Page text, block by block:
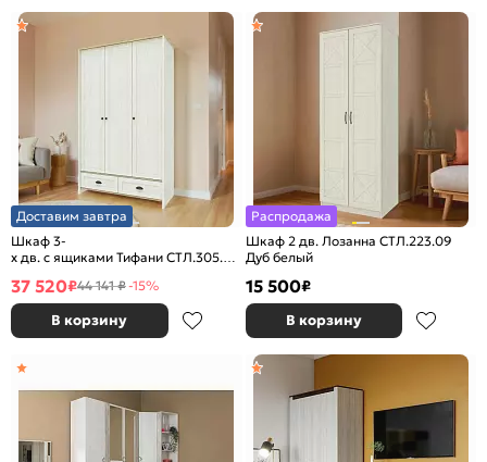
Доставим завтра
Шкаф 3-
х дв. с ящиками Тифани СТЛ.305.02 Дуб небраска/
37 520₽44 141 ₽-15%
В корзину
Распродажа
Шкаф 2 дв. Лозанна СТЛ.223.09
Дуб белый
15 500₽
В корзину